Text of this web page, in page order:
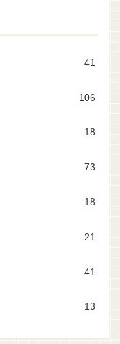
41
106
18
73
18
21
41
13